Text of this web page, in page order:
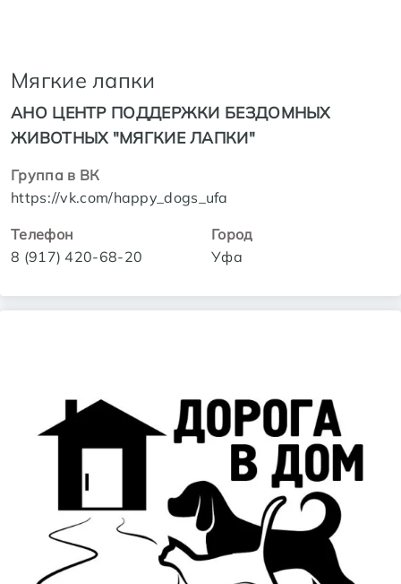
Мягкие лапки
АНО ЦЕНТР ПОДДЕРЖКИ БЕЗДОМНЫХ
ЖИВОТНЫХ "МЯГКИЕ ЛАПКИ"
Группа в ВК
https://vk.com/happy_dogs_ufa
Телефон
8 (917) 420-68-20
Город
Уфа